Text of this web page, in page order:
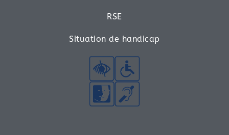
RSE
Situation de handicap